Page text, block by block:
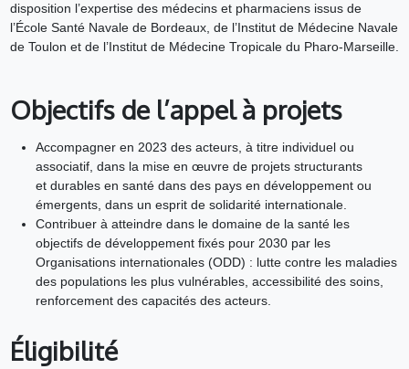
disposition l’expertise des médecins et pharmaciens issus de
l’École Santé Navale de Bordeaux, de l’Institut de Médecine Navale
de Toulon et de l’Institut de Médecine Tropicale du Pharo-Marseille.
Objectifs de l’appel à projets
Accompagner en 2023 des acteurs, à titre individuel ou
associatif, dans la mise en œuvre de projets structurants
et durables en santé dans des pays en développement ou
émergents, dans un esprit de solidarité internationale.
Contribuer à atteindre dans le domaine de la santé les
objectifs de développement fixés pour 2030 par les
Organisations internationales (ODD) : lutte contre les maladies
des populations les plus vulnérables, accessibilité des soins,
renforcement des capacités des acteurs.
Éligibilité